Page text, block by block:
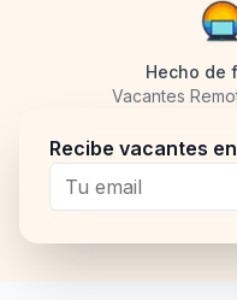
Hecho de
Vacantes
Recibe vacantes